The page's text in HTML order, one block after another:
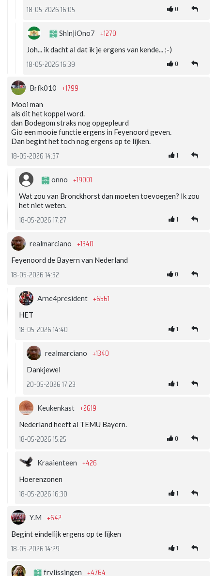
18-05-2026 16:05 0
ShinjiOno7 +1270
Joh... ik dacht al dat ik je ergens van kende... ;-)
18-05-2026 16:39 0
Brfk010 +1799
Mooi man
als dit het koppel word.
dan Bodegom straks nog opgepleurd
Gio een mooie functie ergens in Feyenoord geven.
Dan begint het toch nog ergens op te lijken.
18-05-2026 14:37 1
onno +19001
Wat zou van Bronckhorst dan moeten toevoegen? Ik zou
het niet weten.
18-05-2026 17:27 1
realmarciano +1340
Feyenoord de Bayern van Nederland
18-05-2026 14:32 0
Arne4president +6561
HET
18-05-2026 14:40 1
realmarciano +1340
Dankjewel
20-05-2026 17:23 1
Keukenkast +2619
Nederland heeft al TEMU Bayern.
18-05-2026 15:25 0
Kraaienteen +426
Hoerenzonen
18-05-2026 16:30 1
Y.M +642
Begint eindelijk ergens op te lijken
18-05-2026 14:29 1
frvlissingen +4764